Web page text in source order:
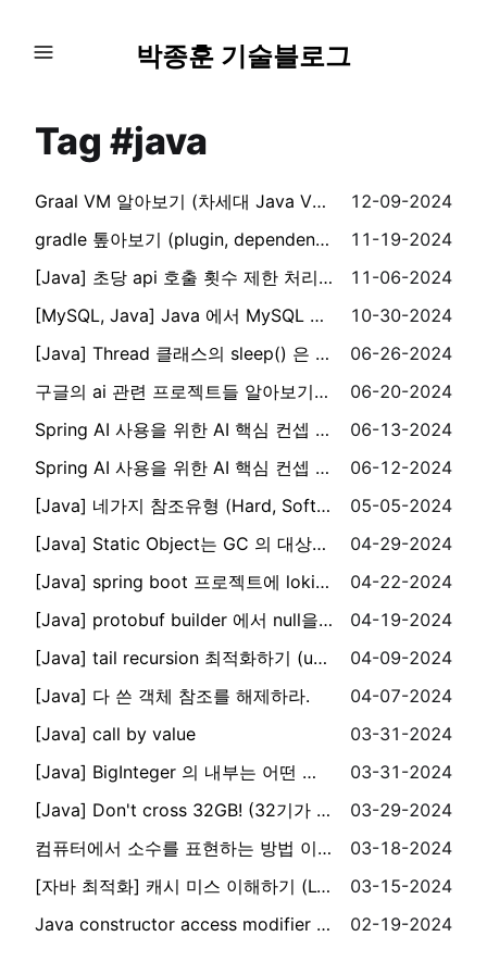
박종훈 기술블로그
Tag #java
Graal VM 알아보기 (차세대 Java VM)
12-09-2024
gradle 톺아보기 (plugin, dependency, source set, module)
11-19-2024
[Java] 초당 api 호출 횟수 제한 처리 - Guava RateLimiter
11-06-2024
[MySQL, Java] Java 에서 MySQL Streaming 사용하기
10-30-2024
[Java] Thread 클래스의 sleep() 은 어떤 Thread를 sleep 시키는가
06-26-2024
구글의 ai 관련 프로젝트들 알아보기 (vertex ai, gemini 등)
06-20-2024
Spring AI 사용을 위한 AI 핵심 컨셉 (2) - 토큰, 구조화된 출력, 모델 튜닝, 함수 호출, RAG, 평가
06-13-2024
Spring AI 사용을 위한 AI 핵심 컨셉 (1) - AI, 프롬프트, 템플릿, 벡터, 임베딩
06-12-2024
[Java] 네가지 참조유형 (Hard, Soft, Weak, Panthom)
05-05-2024
[Java] Static Object는 GC 의 대상일까?
04-29-2024
[Java] spring boot 프로젝트에 loki 추가해서 로그 수집하기
04-22-2024
[Java] protobuf builder 에서 null을 허용하지 않는 이유
04-19-2024
[Java] tail recursion 최적화하기 (using asm)
04-09-2024
[Java] 다 쓴 객체 참조를 해제하라.
04-07-2024
[Java] call by value
03-31-2024
[Java] BigInteger 의 내부는 어떤 식으로 동작할까?
03-31-2024
[Java] Don't cross 32GB! (32기가 이상으로 힙 메모리를 설정하지 않는게 좋은 이유)
03-29-2024
컴퓨터에서 소수를 표현하는 방법 이해하기 (IEEE 754) with java
03-18-2024
[자바 최적화] 캐시 미스 이해하기 (L1 Cache) + 코드 warm up 이해하기
03-15-2024
Java constructor access modifier - reflection 이용하여 우회하기
02-19-2024